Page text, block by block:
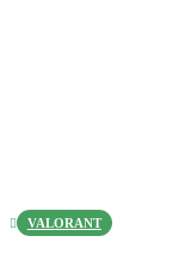
 VALORANT